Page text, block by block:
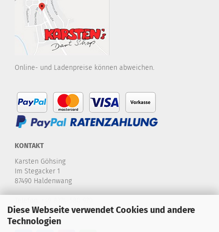
Diese Webseite verwendet Cookies und andere
Technologien
Online- und Ladenpreise können abweichen.
KONTAKT
Karsten Göhsing
Im Stegacker 1
87490 Haldenwang
E-Mail:info@karstensdartshop.de